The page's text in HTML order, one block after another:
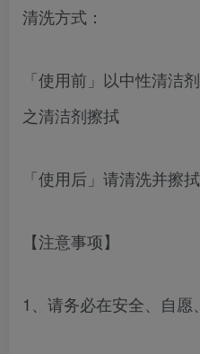
清洗方式：
「使用前」以中性清洁
之清洁剂擦拭
「使用后」请清洗并擦
【注意事项】
1、请务必在安全、自